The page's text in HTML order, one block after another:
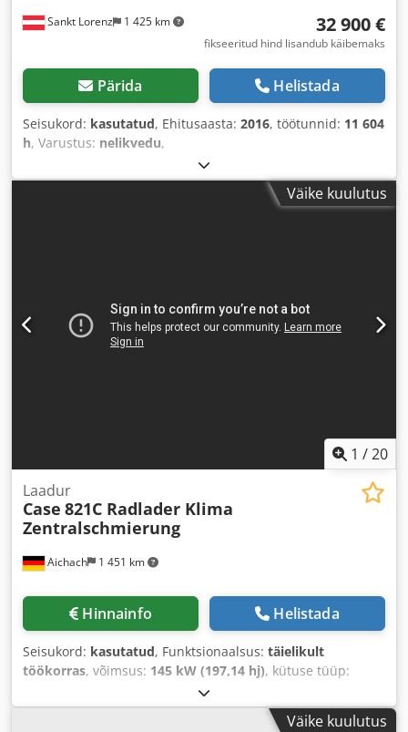
Sankt Lorenz 1 425 km 32 900 €
fikseeritud hind lisandub käibemaks
Pärida Helistada
Seisukord: kasutatud, Ehitusaasta: 2016, töötunnid: 11 604
h, Varustus: nelikvedu,
Väike kuulutus
1 /20
Aichach 1 451 km
Laadur
Case 821C Radlader Klima
Zentralschmierung
Hinnainfo Helistada
Seisukord: kasutatud, Funktsionaalsus: täielikult
töökorras, võimsus: 145 kW (197,14 hj), kütuse tüüp:
18 000 kg
töötunnid:8 000 h, Varustus:kabiin, kliimaseade,
Väike kuulutus